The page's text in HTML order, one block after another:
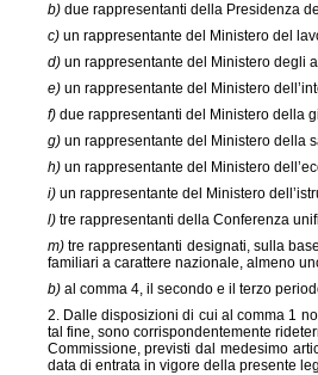
b)due rappresentanti della Presidenza
c)un rappresentante del Ministero del
d)un rappresentante del Ministero degli
e)un rappresentante del Ministero
f)due rappresentanti del Ministero della
g)un rappresentante del Ministero della
h)un rappresentante del Ministero
i)un rappresentante del Ministero
l)tre rappresentanti della Conferenza
m)tre rappresentanti designati, sulla
familiari a carattere nazionale, almeno
b)al comma 4, il secondo e il terzo
2. Dalle disposizioni di cui al comma 1
tal fine, sono corrispondentemente
Commissione, previsti dal medesimo
data di entrata in vigore della presente